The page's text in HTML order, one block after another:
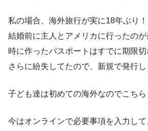
私の場合、海外旅行が実に18年ぶり！
結婚前に主人とアメリカに行ったの
時に作ったパスポートはすでに期限切
さらに紛失してたので、新規で発行し
子ども達は初めての海外なのでこちら
今はオンラインで必要事項を入力し